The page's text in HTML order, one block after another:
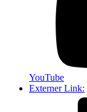
YouTube
Externer Link: